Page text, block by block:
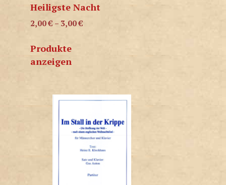
Heiligste Nacht
2,00€ – 3,00€
Produkte
anzeigen